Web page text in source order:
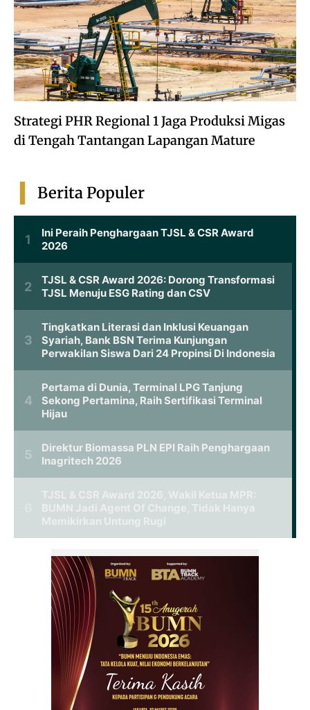
Strategi PHR Regional 1 Jaga Produksi Migas
di Tengah Tantangan Lapangan Mature
Berita Populer